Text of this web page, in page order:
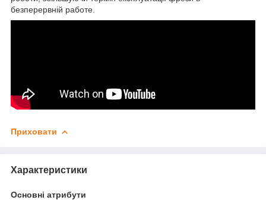
безперервній работе.
Приховати
Характеристики
Основні атрибути